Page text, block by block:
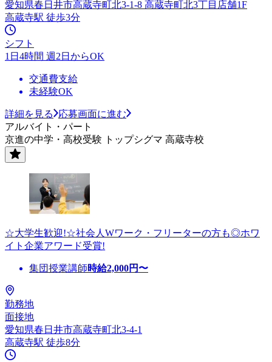
愛知県春日井市高蔵寺町北3-1-8 高蔵寺町北3丁目店舗1F
高蔵寺駅 徒歩3分
シフト
1日4時間 週2日からOK
交通費支給
未経験OK
詳細を見る
応募画面に進む
アルバイト・パート
京進の中学・高校受験 トップシグマ 高蔵寺校
☆大学生歓迎!☆社会人Wワーク・フリーターの方も◎ホワ
イト企業アワード受賞!
集団授業講師時給2,000円〜
勤務地
面接地
愛知県春日井市高蔵寺町北3-4-1
高蔵寺駅 徒歩8分